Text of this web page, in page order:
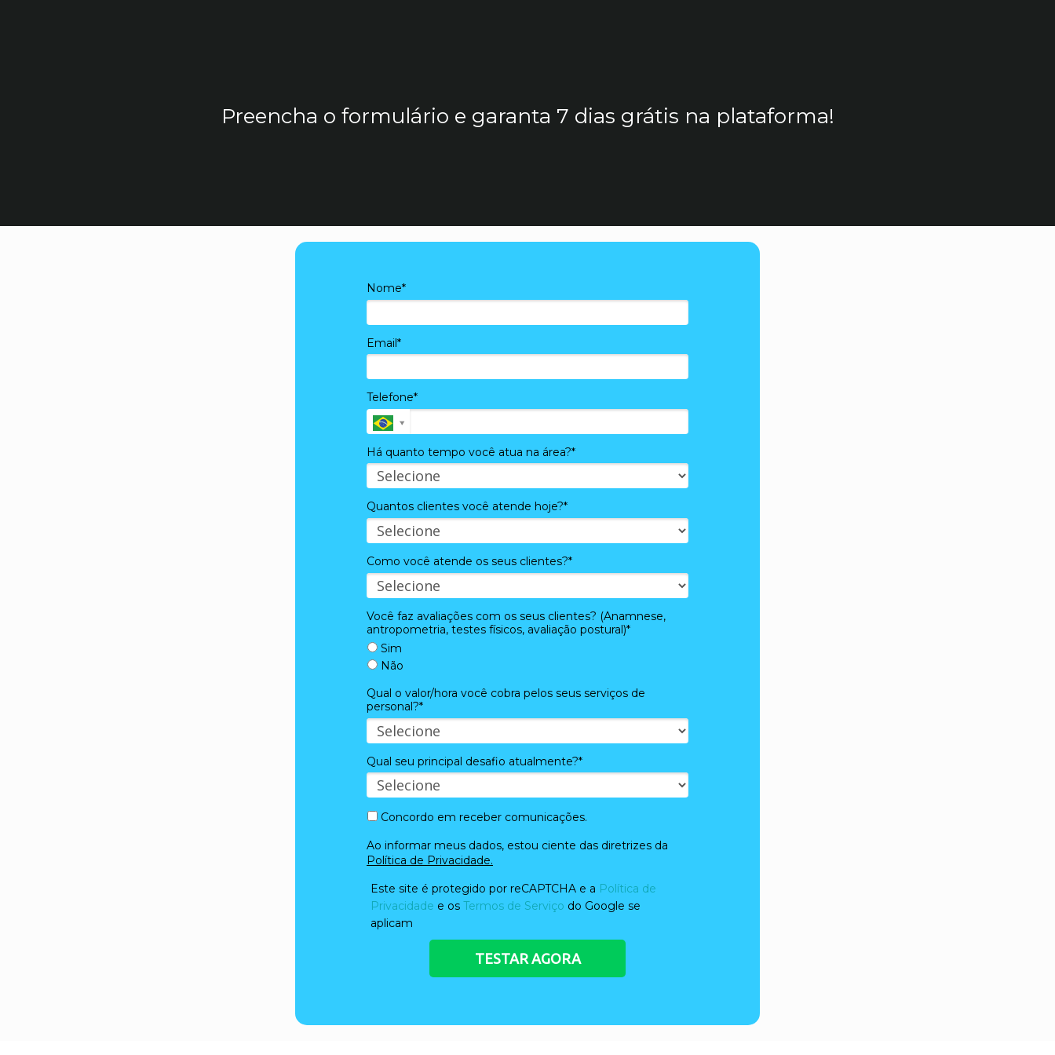
Preencha o formulário e garanta 7 dias grátis na plataforma!
Nome*
Email*
Telefone*
Há quanto tempo você atua na área?*
Quantos clientes você atende hoje?*
Como você atende os seus clientes?*
Você faz avaliações com os seus clientes? (Anamnese,
antropometria, testes físicos, avaliação postural)*
Sim
Não
Qual o valor/hora você cobra pelos seus serviços de
personal?*
Qual seu principal desafio atualmente?*
Concordo em receber comunicações.
Ao informar meus dados, estou ciente das diretrizes da
Política de Privacidade.
Este site é protegido por reCAPTCHA e a Política de
Privacidade e os Termos de Serviço do Google se
aplicam
TESTAR AGORA